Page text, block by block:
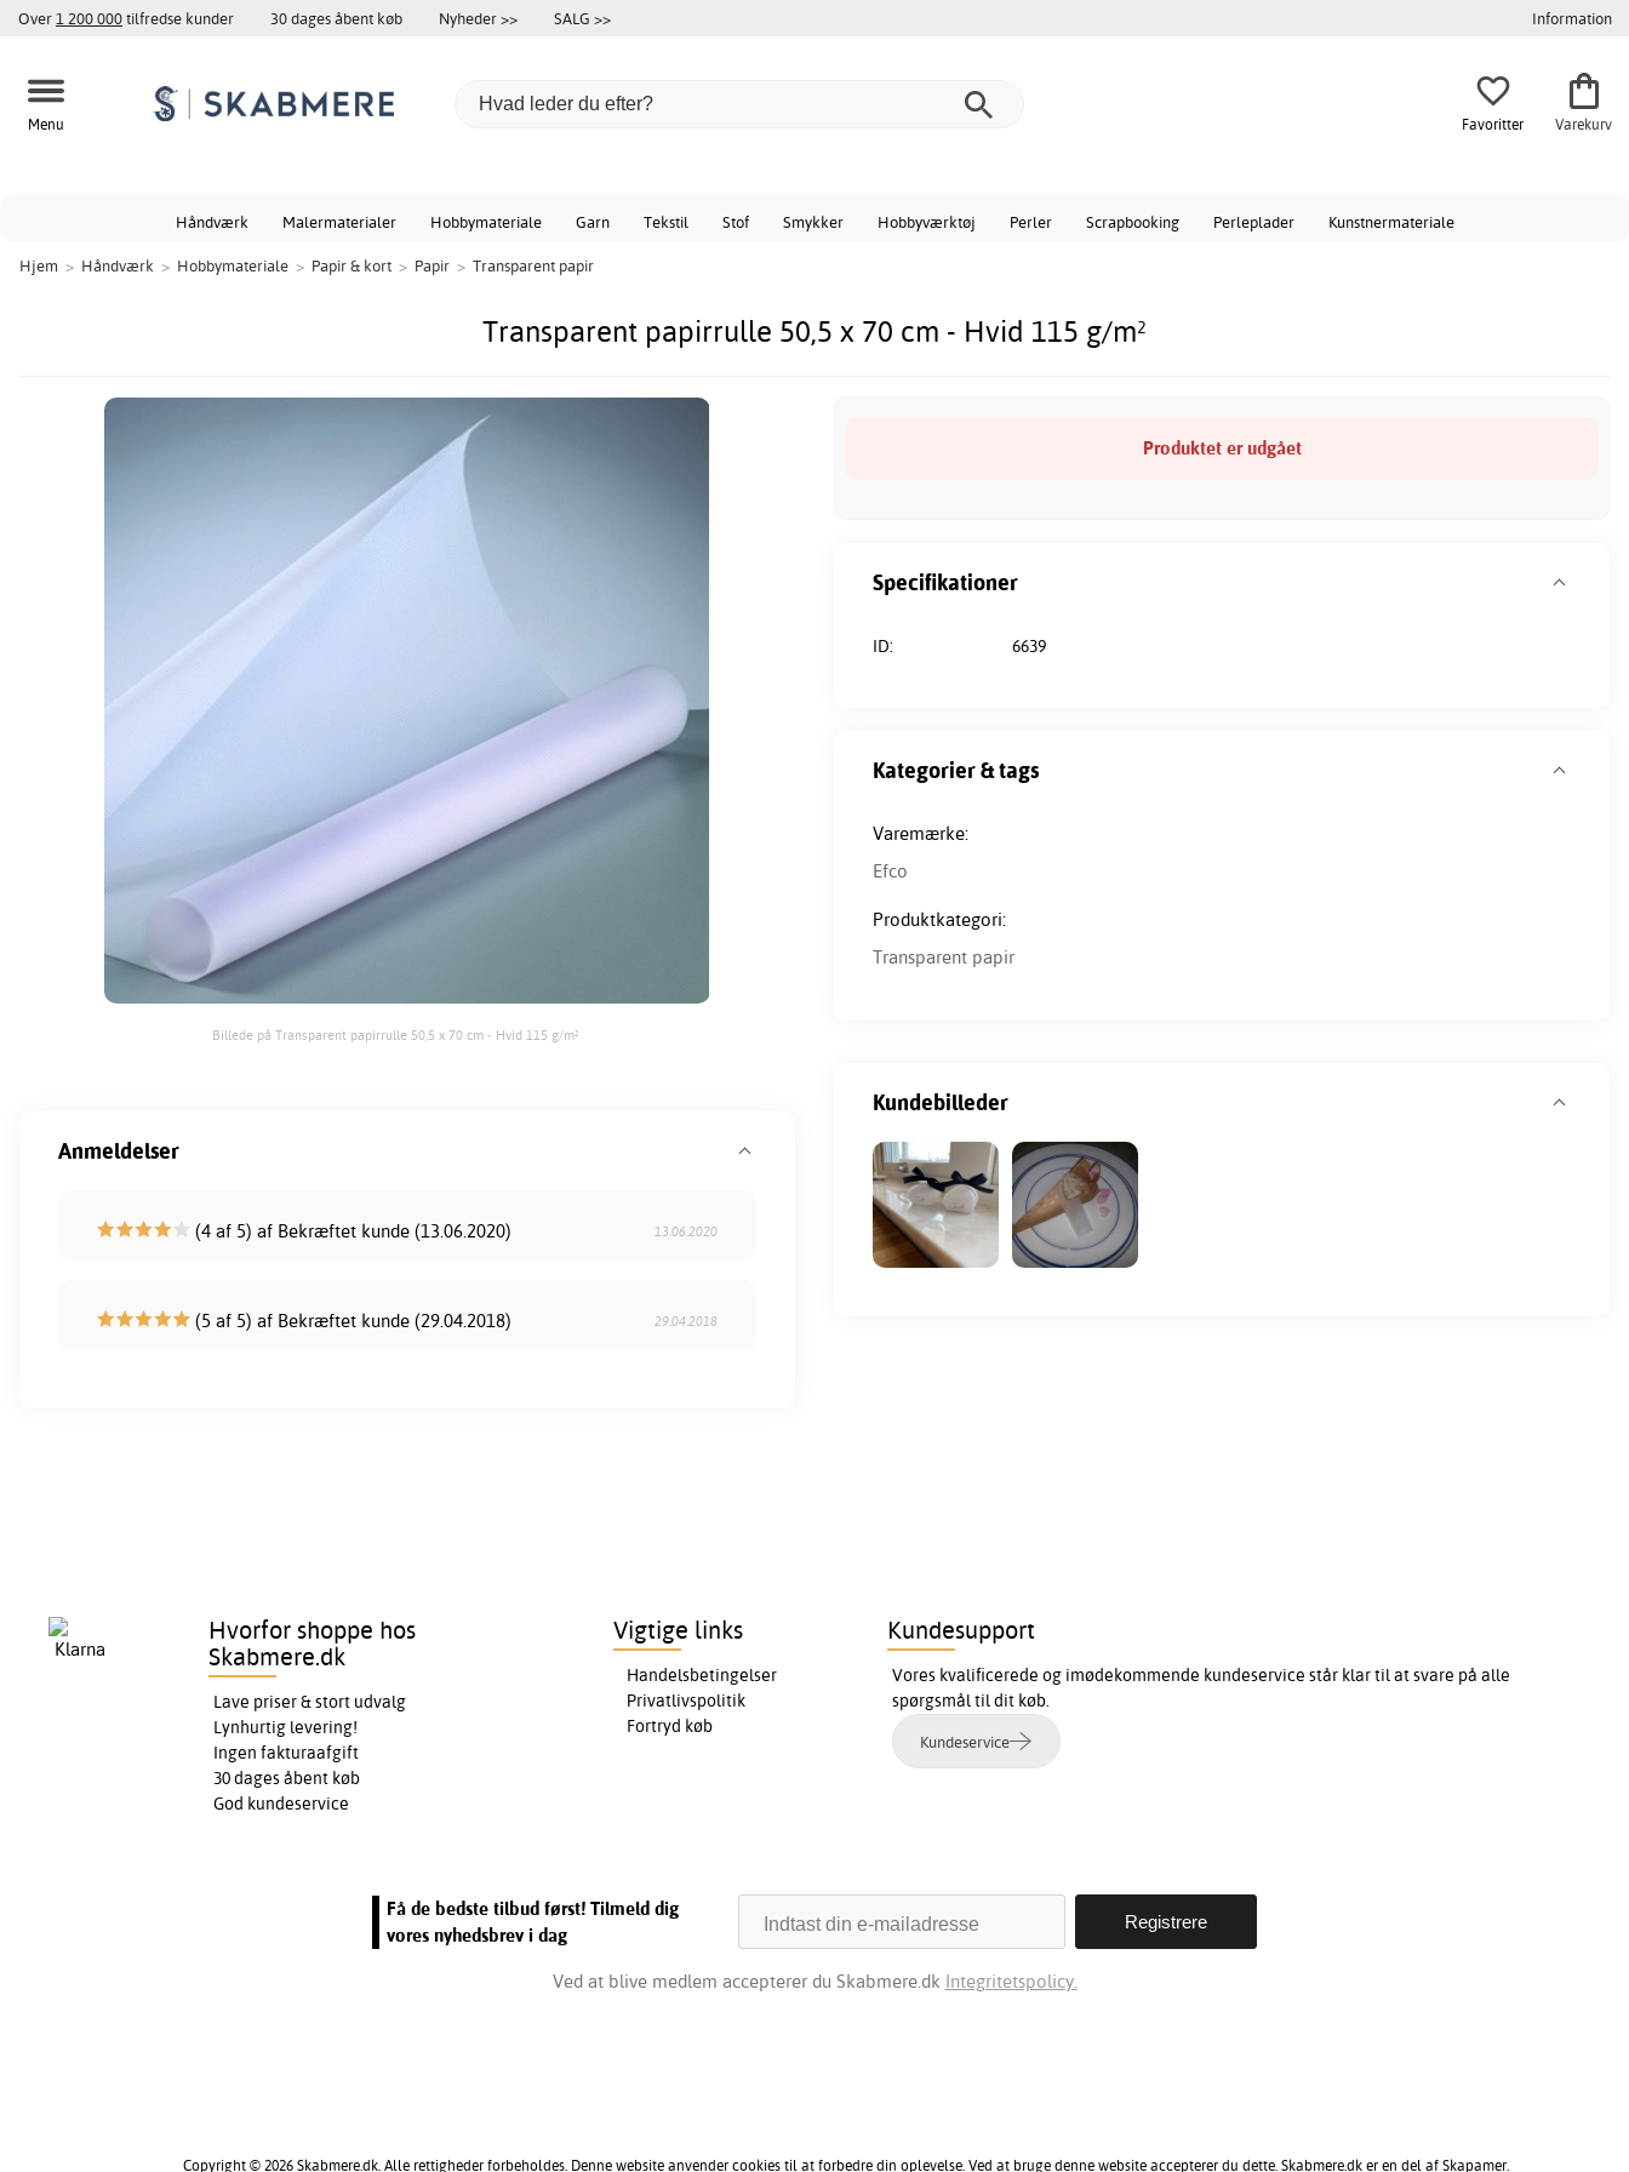
Over1 200 000tilfredse kunder 30 dages åbent køb Nyheder >> SALG >> Information
Menu Favoritter Varekurv
Håndværk Malermaterialer Hobbymateriale Garn Tekstil Stof Smykker Hobbyværktøj Perler Scrapbooking Perleplader Kunstnermateriale
Hjem > Håndværk > Hobbymateriale > Papir & kort > Papir > Transparent papir
Transparent papirrulle 50,5 x 70 cm - Hvid 115 g/m²
Billede på Transparent papirrulle 50,5 x 70 cm - Hvid 115 g/m²
Produktet er udgået
Specifikationer
ID: 6639
Kategorier & tags
Varemærke:
Efco
Produktkategori:
Transparent papir
Kundebilleder
Anmeldelser
(4 af 5) af Bekræftet kunde (13.06.2020) 13.06.2020
(5 af 5) af Bekræftet kunde (29.04.2018) 29.04.2018
Hvorfor shoppe hos
Skabmere.dk
Lave priser & stort udvalg
Lynhurtig levering!
Ingen fakturaafgift
30 dages åbent køb
God kundeservice
Vigtige links
Handelsbetingelser
Privatlivspolitik
Fortryd køb
Kundesupport
Vores kvalificerede og imødekommende kundeservice står klar til at svare på alle
spørgsmål til dit køb.
Kundeservice
Få de bedste tilbud først! Tilmeld dig
vores nyhedsbrev i dag
Ved at blive medlem accepterer du Skabmere.dk Integritetspolicy.
Copyright © 2026 Skabmere.dk. Alle rettigheder forbeholdes. Denne website anvender cookies til at forbedre din oplevelse. Ved at bruge denne website accepterer du dette. Skabmere.dk er en del af Skapamer.